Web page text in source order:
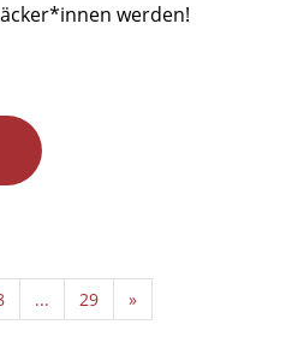
werden!
... 29 »